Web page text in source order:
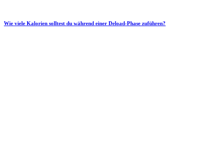
Wie viele Kalorien solltest du während einer Deload-Phase zuführen?